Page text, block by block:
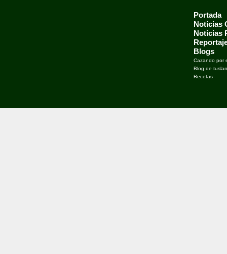
Portada
Noticias
Noticias
Blogs
Cazando por
Blog de
Recetas